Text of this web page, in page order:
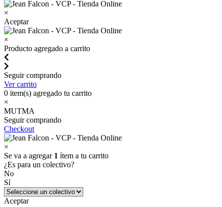
×
Aceptar
×
Producto agregado a carrito
Seguir comprando
Ver carrito
0 item(s) agregado tu carrito
×
MUTMA
Seguir comprando
Checkout
×
Se va a agregar 1 ítem a tu carrito
¿Es para un colectivo?
No
Sí
Aceptar